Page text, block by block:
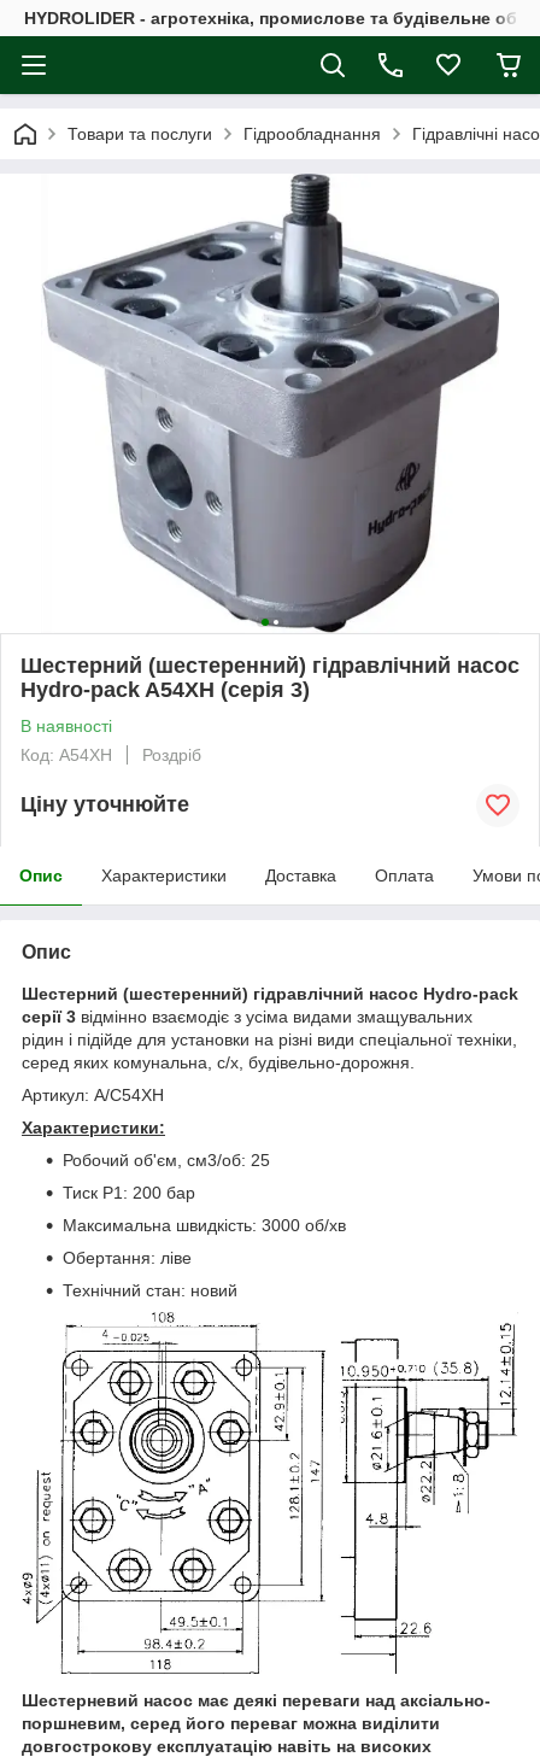
HYDROLIDER - агротехніка, промислове та будівельне
Товари та послуги Гідрообладнання Гідравлічні
Шестерний (шестеренний) гідравлічний насос
Hydro-pack A54XH (серія 3)
В наявності
Код: A54XH
Роздріб
Ціну уточнюйте
Опис Характеристики Доставка Оплата Умови
Опис
Шестерний (шестеренний) гідравлічний насос Hydro-pack
серії 3 відмінно взаємодіє з усіма видами змащувальних
рідин і підійде для установки на різні види спеціальної техніки,
серед яких комунальна, с/х, будівельно-дорожня.
Артикул: A/C54XH
Характеристики:
Робочий об'єм, см3/об: 25
Тиск P1: 200 бар
Максимальна швидкість: 3000 об/хв
Обертання: ліве
Технічний стан: новий
Шестерневий насос має деякі переваги над аксіально-
поршневим, серед його переваг можна виділити
довгострокову експлуатацію навіть на високих